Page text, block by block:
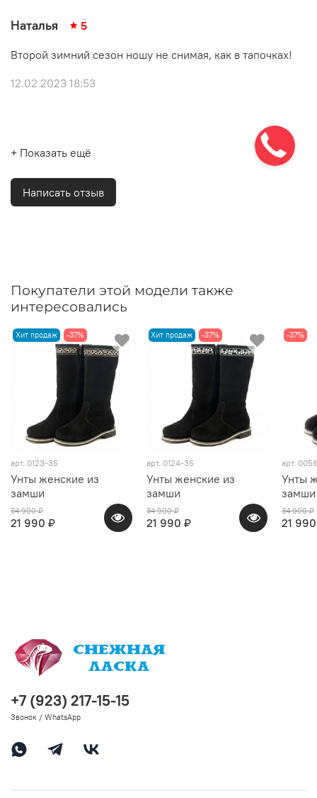
Наталья 5
Второй зимний сезон ношу не снимая, как в тапочках!
12.02.2023 18:53
+ Показать ещё
Написать отзыв
Покупатели этой модели также
интересовались
Хит продаж -37%
арт. 0123-35
Унты женские из
замши
34 900 ₽
21 990 ₽
Хит продаж -37%
арт. 0124-35
Унты женские из
замши
34 900 ₽
21 990 ₽
-37%
арт.
Унты
замши
34 900 ₽
21
+7 (923) 217-15-15
Звонок / WhatsApp